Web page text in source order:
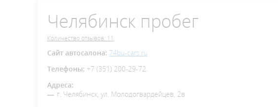
Челябинск пробег
Количество отзывов: 11
Сайт автосалона: 74bu-cars.ru
Телефоны: +7 (351) 200-29-72.
Адреса:
г. Челябинск, ул. Молодогвардейцев, 2в